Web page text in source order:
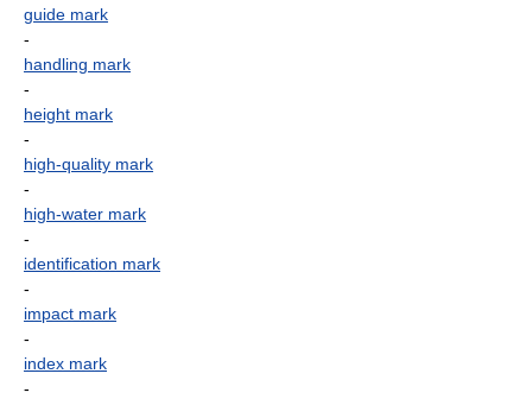
guide mark
-
handling mark
-
height mark
-
high-quality mark
-
high-water mark
-
identification mark
-
impact mark
-
index mark
-